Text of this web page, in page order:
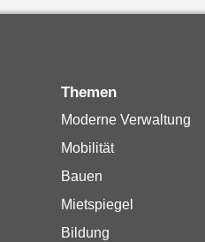
Themen
Moderne Verwaltung
Mobilität
Bauen
Mietspiegel
Bildung